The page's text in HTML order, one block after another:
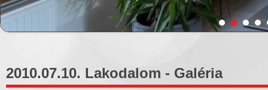
2010.07.10. Lakodalom - Galéria